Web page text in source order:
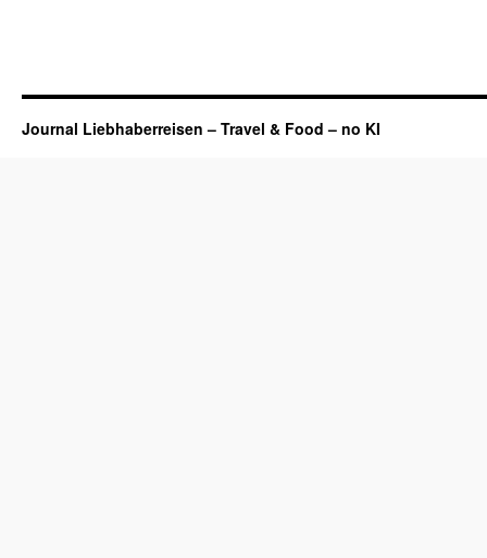
Journal Liebhaberreisen – Travel & Food – no KI